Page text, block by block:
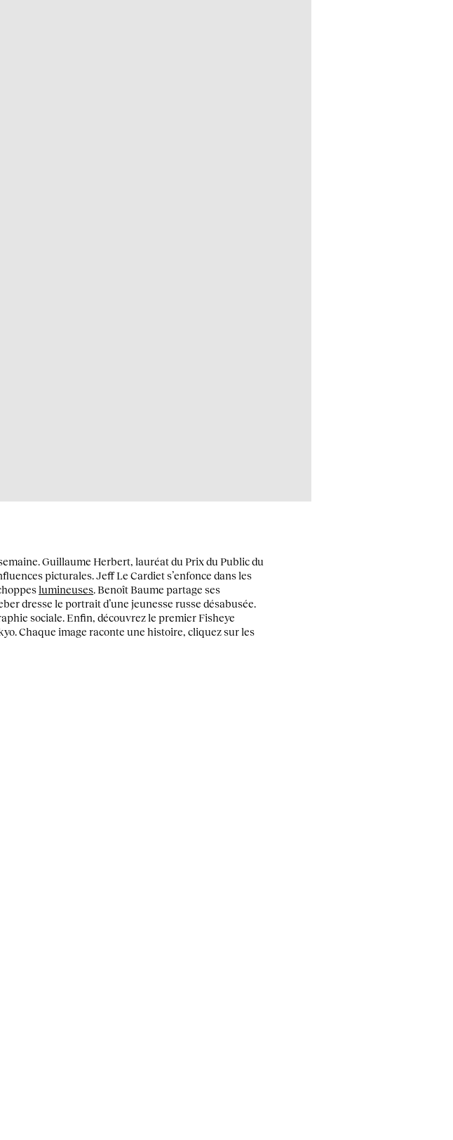
Guillaume Herbert, lauréat du Prix du Public du
picturales. Jeff Le Cardiet s’enfonce dans les
lumineuses. Benoît Baume partage ses
dresse le portrait d’une jeunesse russe désabusée.
sociale. Enfin, découvrez le premier Fisheye
Chaque image raconte une histoire, cliquez sur les